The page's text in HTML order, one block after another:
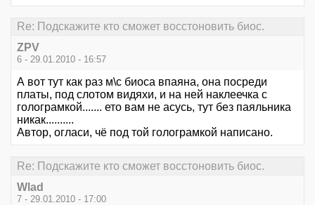
Re: Подскажите кто сможет восстоновить биос.
ZPV
6 - 29.01.2010 - 16:57
А вот тут как раз м\с биоса впаяна, она посреди
платы, под слотом видяхи, и на ней наклеечка с
голограмкой....... ето вам не асусь, тут без паяльника
никак..........
Автор, огласи, чё под той голограмкой написано.
Re: Подскажите кто сможет восстоновить биос.
Wlad
7 - 29.01.2010 - 17:00